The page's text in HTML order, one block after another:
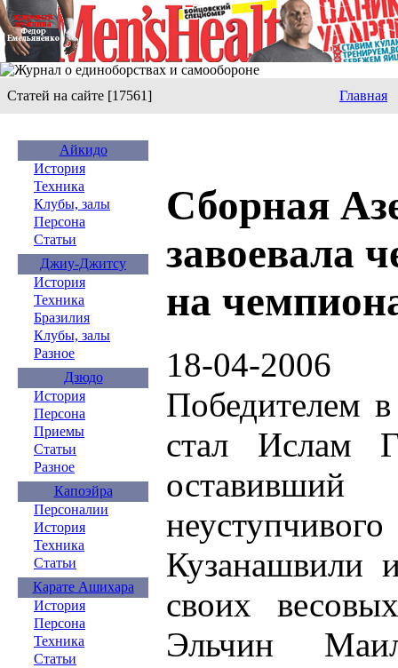
Статей на сайте [17561] Главная
Айкидо
История
Техника
Клубы, залы
Персона
Статьи
Джиу-Джитсу
История
Техника
Бразилия
Клубы, залы
Разное
Дзюдо
История
Персона
Приемы
Статьи
Разное
Капоэйра
Персоналии
История
Техника
Статьи
Карате Ашихара
История
Персона
Техника
Статьи
Сборная
завоевала
на
18-04-2006
Победителем
стал Ислам
Кузанашвили
своих
Эльчин